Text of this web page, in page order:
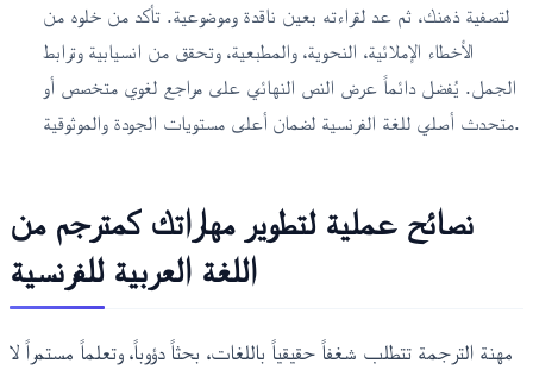
لتصفية ذهنك، ثم عد لقراءته بعين ناقدة وموضوعية. تأكد من خلوه من
الأخطاء الإملائية، النحوية، والمطبعية، وتحقق من انسيابية وترابط
الجمل. يُفضل دائماً عرض النص النهائي على مراجع لغوي متخصص أو
متحدث أصلي للغة الفرنسية لضمان أعلى مستويات الجودة والموثوقية.
نصائح عملية لتطوير مهاراتك كمترجم من
اللغة العربية للفرنسية
مهنة الترجمة تتطلب شغفاً حقيقياً باللغات، بحثاً دؤوباً، وتعلماً مستمراً لا